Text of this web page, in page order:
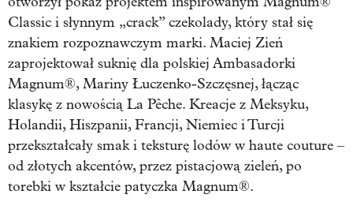
Classic i słynnym „crack” czekolady, który stał się
znakiem rozpoznawczym marki. Maciej Zień
zaprojektował suknię dla polskiej Ambasadorki
Magnum®, Mariny Łuczenko-Szczęsnej, łącząc
klasykę z nowością La Pêche. Kreacje z Meksyku,
Holandii, Hiszpanii, Francji, Niemiec i Turcji
przekształcały smak i teksturę lodów w haute couture –
od złotych akcentów, przez pistacjową zieleń, po
torebki w kształcie patyczka Magnum®.